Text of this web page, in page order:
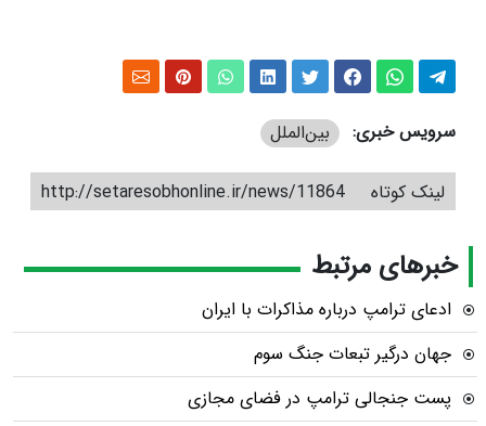
سرویس خبری: بین‌الملل
لینک کوتاه http://setaresobhonline.ir/news/11864
خبرهای مرتبط
ادعای ترامپ درباره مذاکرات با ایران
جهان درگیر تبعات جنگ سوم
پست جنجالی ترامپ در فضای مجازی